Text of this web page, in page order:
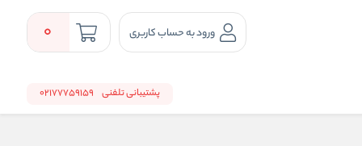
ورود به حساب کاربری 0
پشتیبانی تلفنی 02177759159